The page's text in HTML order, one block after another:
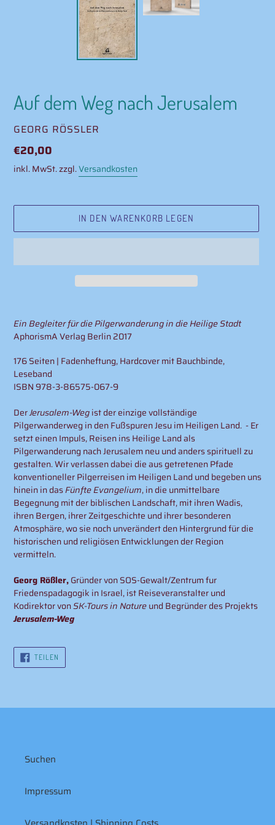
Auf dem Weg nach Jerusalem
VERKÄUFER
GEORG RÖSSLER
Normaler
Preis
€20,00
inkl. MwSt. zzgl.Versandkosten
IN DEN WARENKORB LEGEN
wird
zum
Warenkorb
hinzugefügt
Ein Begleiter für die Pilgerwanderung in die Heilige Stadt
AphorismA Verlag Berlin 2017
176 Seiten | Fadenheftung, Hardcover mit Bauchbinde,
Leseband
ISBN 978-3-86575-067-9
DerJerusalem-Wegist der einzige vollständige
Pilgerwanderweg in den Fußspuren Jesu im Heiligen Land. - Er
setzt einen Impuls, Reisen ins Heilige Land als
Pilgerwanderung nach Jerusalem neu und anders spirituell zu
gestalten. Wir verlassen dabei die aus getretenen Pfade
konventioneller Pilgerreisen im Heiligen Land und begeben uns
hinein in dasFünfte Evangelium, in die unmittelbare
Begegnung mit der biblischen Landschaft, mit ihren Wadis,
ihren Bergen, ihrer Zeitgeschichte und ihrer besonderen
Atmosphäre, wo sie noch unverändert den Hintergrund für die
historischen und religiösen Entwicklungen der Region
vermitteln.
Georg Rößler,Gründer von SOS-Gewalt/Zentrum fur
Friedenspadagogik in Israel, ist Reiseveranstalter und
Kodirektor vonSK-Tours in Natureund Begründer des Projekts
Jerusalem-Weg
TEILEN
TEILEN
Suchen
Impressum